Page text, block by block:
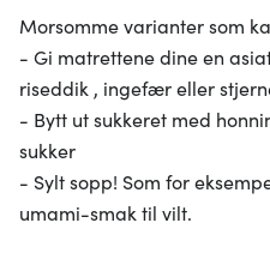
Morsomme varianter som
- Gi matrettene dine en
riseddik , ingefær eller
- Bytt ut sukkeret med
sukker
- Sylt sopp! Som for
umami-smak til vilt.